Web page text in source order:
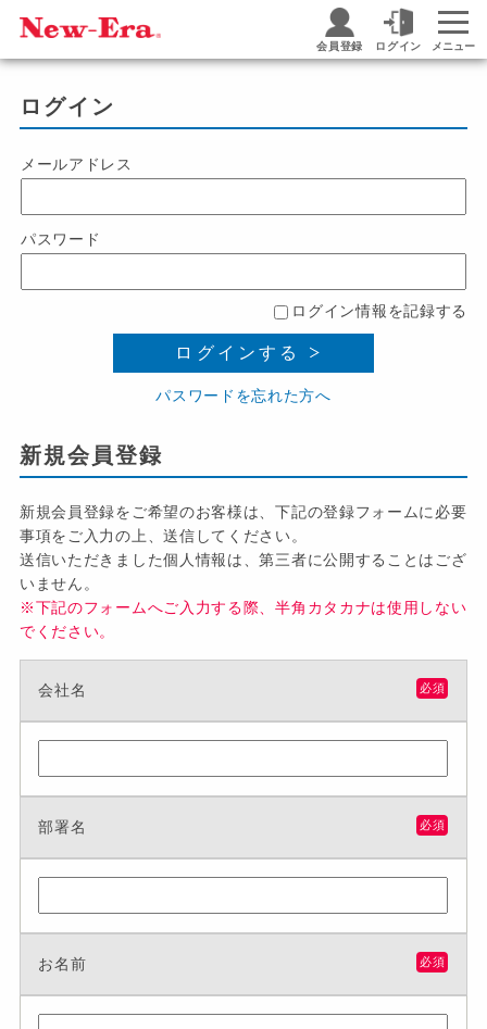
会員登録 ログイン メニュー
ログイン
メールアドレス
パスワード
ログイン情報を記録する
ログインする
パスワードを忘れた方へ
新規会員登録
新規会員登録をご希望のお客様は、下記の登録フォームに必要
事項をご入力の上、送信してください。
送信いただきました個人情報は、第三者に公開することはござ
いません。
※下記のフォームへご入力する際、半角カタカナは使用しない
でください。
会社名 必須
部署名 必須
お名前 必須